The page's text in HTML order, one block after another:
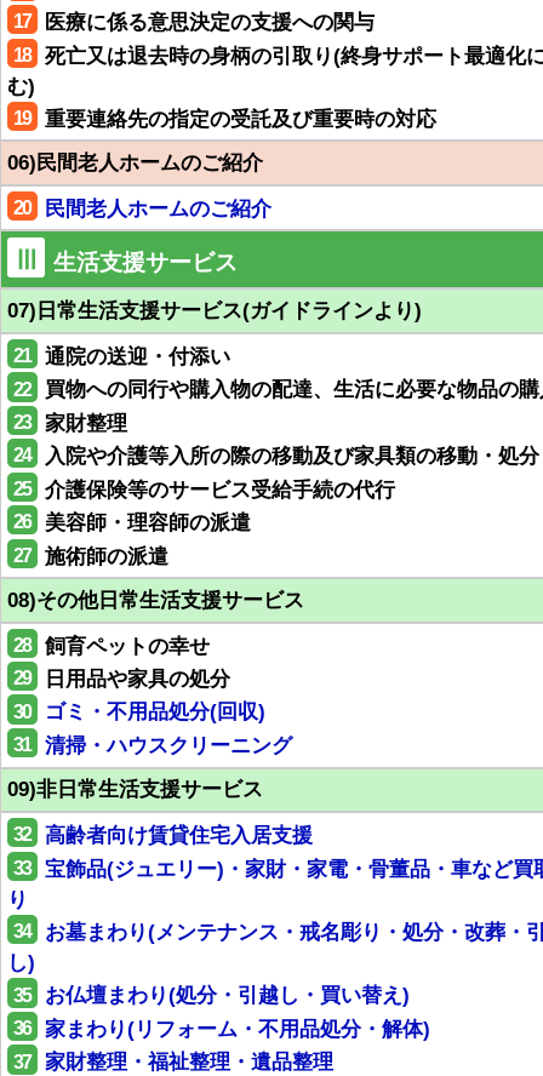
17 医療に係る意思決定の支援への関与
18
死亡又は退去時の身柄の引取り(終身サポート最適化
む)
19
重要連絡先の指定の受託及び重要時の対応
06)民間老人ホームのご紹介
20 民間老人ホームのご紹介
生活支援サービス
07)日常生活支援サービス(ガイドラインより)
21 通院の送迎・付添い
22 買物への同行や購入物の配達、生活に必要な物品の
23 家財整理
24 入院や介護等入所の際の移動及び家具類の移動・処分
25 介護保険等のサービス受給手続の代行
26 美容師・理容師の派遣
27
施術師の派遣
08)その他日常生活支援サービス
28 飼育ペットの幸せ
29 日用品や家具の処分
30 ゴミ・不用品処分(回収)
31
清掃・ハウスクリーニング
09)非日常生活支援サービス
32 高齢者向け賃貸住宅入居支援
33
宝飾品(ジュエリー)・家財・家電・骨董品・車など買
り
34
お墓まわり(メンテナンス・戒名彫り・処分・改葬・
し)
35 お仏壇まわり(処分・引越し・買い替え)
36 家まわり(リフォーム・不用品処分・解体)
37 家財整理・福祉整理・遺品整理